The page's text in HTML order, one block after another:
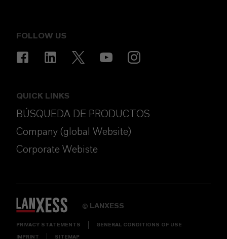
FOLLOW US
QUICK LINKS
BÚSQUEDA DE PRODUCTOS
Company (global Website)
Corporate Webiste
© LANXESS
PRIVACY STATEMENTS GENERAL CONDITIONS OF USE
IMPRINT SITEMAP